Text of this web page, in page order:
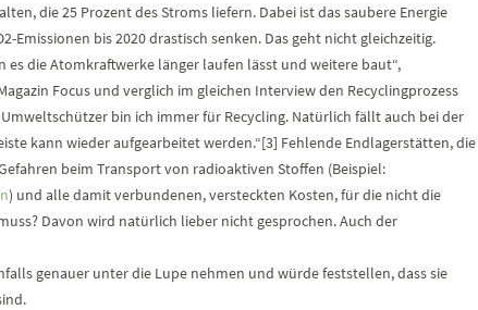
die 25 Prozent des Stroms liefern. Dabei ist das saubere Energie
Emissionen bis 2020 drastisch senken. Das geht nicht gleichzeitig.
es die Atomkraftwerke länger laufen lässt und weitere baut“,
Focus und verglich im gleichen Interview den Recyclingprozess
bin ich immer für Recycling. Natürlich fällt auch bei der
kann wieder aufgearbeitet werden.“[3] Fehlende Endlagerstätten, die
beim Transport von radioaktiven Stoffen (Beispiel:
) und alle damit verbundenen, versteckten Kosten, für die nicht die
Davon wird natürlich lieber nicht gesprochen. Auch der
genauer unter die Lupe nehmen und würde feststellen, dass sie